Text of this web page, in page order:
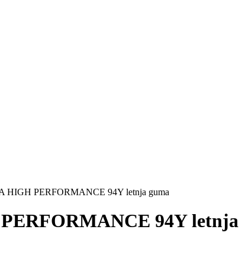
HIGH PERFORMANCE 94Y letnja guma
94Y letnja